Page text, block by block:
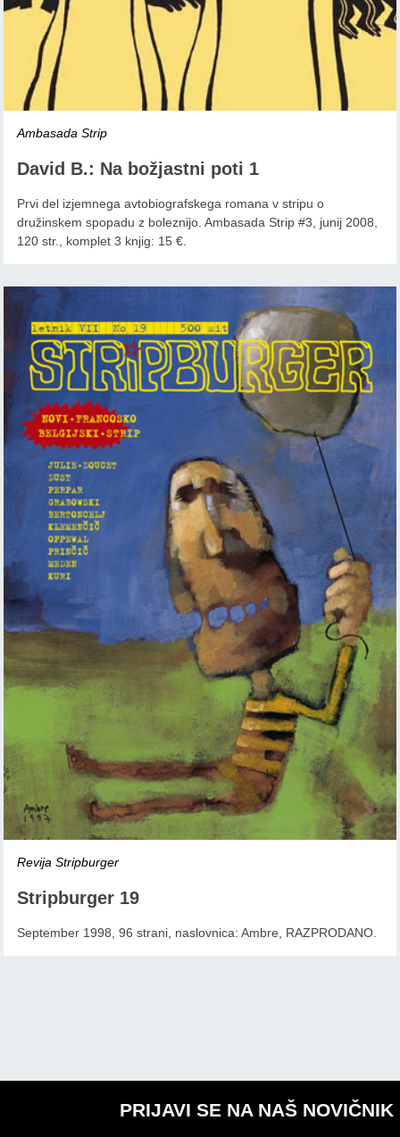
Ambasada Strip
David B.: Na božjastni poti 1
Prvi del izjemnega avtobiografskega romana v stripu o
družinskem spopadu z boleznijo. Ambasada Strip #3, junij 2008,
120 str., komplet 3 knjig: 15 €.
Revija Stripburger
Stripburger 19
September 1998, 96 strani, naslovnica: Ambre, RAZPRODANO.
PRIJAVI SE NA NAŠ NOVIČNIK